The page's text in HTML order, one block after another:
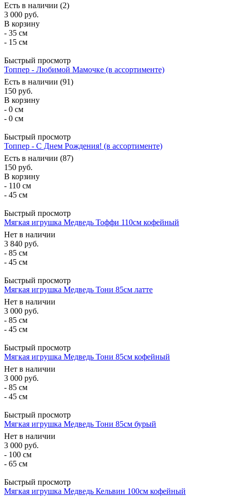
Есть в наличии (2)
3 000 руб.
В корзину
- 35 см
- 15 см
Быстрый просмотр
Топпер - Любимой Мамочке (в ассортименте)
Есть в наличии (91)
150 руб.
В корзину
- 0 см
- 0 см
Быстрый просмотр
Топпер - С Днем Рождения! (в ассортименте)
Есть в наличии (87)
150 руб.
В корзину
- 110 см
- 45 см
Быстрый просмотр
Мягкая игрушка Медведь Тоффи 110см кофейный
Нет в наличии
3 840 руб.
- 85 см
- 45 см
Быстрый просмотр
Мягкая игрушка Медведь Тони 85см латте
Нет в наличии
3 000 руб.
- 85 см
- 45 см
Быстрый просмотр
Мягкая игрушка Медведь Тони 85см кофейный
Нет в наличии
3 000 руб.
- 85 см
- 45 см
Быстрый просмотр
Мягкая игрушка Медведь Тони 85см бурый
Нет в наличии
3 000 руб.
- 100 см
- 65 см
Быстрый просмотр
Мягкая игрушка Медведь Кельвин 100см кофейный